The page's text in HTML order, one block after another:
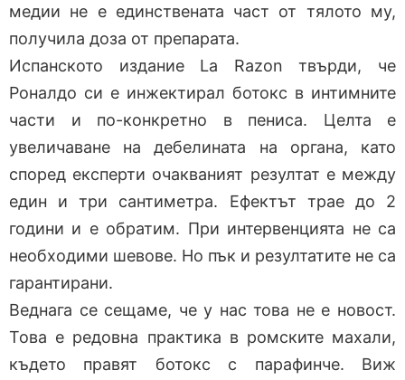
медии не е единствената част от тялото му,
получила доза от препарата.
Испанското издание La Razon твърди, че
Роналдо си е инжектирал ботокс в интимните
части и по-конкретно в пениса. Целта е
увеличаване на дебелината на органа, като
според експерти очакваният резултат е между
един и три сантиметра. Ефектът трае до 2
години и е обратим. При интервенцията не са
необходими шевове. Но пък и резултатите не са
гарантирани.
Веднага се сещаме, че у нас това не е новост.
Това е редовна практика в ромските махали,
където правят ботокс с парафинче. Виж